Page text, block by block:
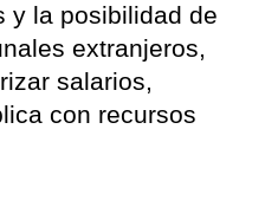
y la posibilidad de
extranjeros,
salarios,
con recursos